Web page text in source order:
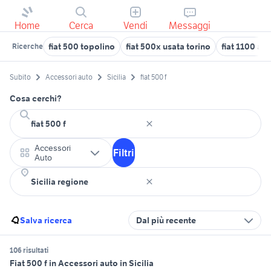
Home Cerca Vendi Messaggi
Ricerche fiat 500 topolino fiat 500x usata torino fiat 1100
Subito Accessori auto Sicilia fiat 500 f
Cosa cerchi?
Accessori
Auto
Filtri
Salva ricerca Dal più recente
106 risultati
Fiat 500 f in Accessori auto in Sicilia